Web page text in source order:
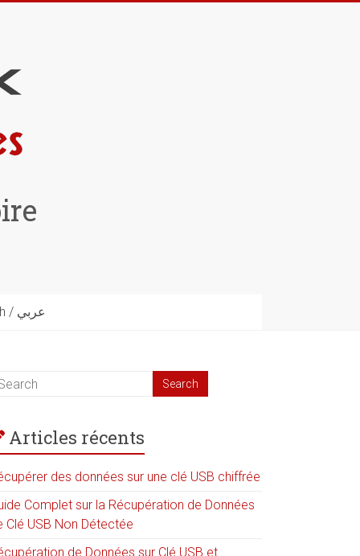
English / عربي
Articles récents
des données sur une clé USB chiffrée
Complet sur la Récupération de Données
Clé USB Non Détectée
de Données sur Clé USB et